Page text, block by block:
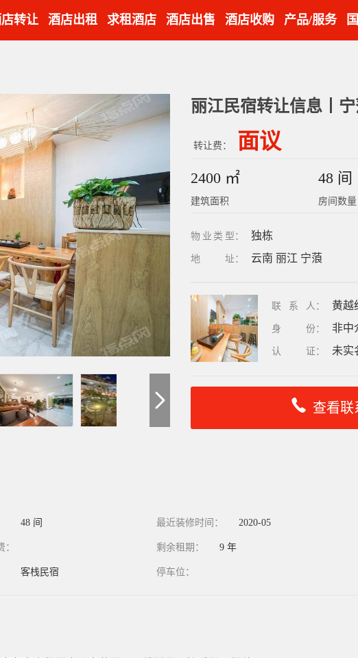
转让 酒店出租 求租酒店 酒店出售 酒店收购 产品/服务
丽江民宿转让信息丨
转让费： 面议
2400 ㎡
建筑面积
48 间
房间数量
物业类型 ： 独栋
地址： 云南 丽江 宁蒗
联系人 ： 黄越
身份： 非中
认证 ： 未实
查看联
48 间 最近装修时间： 2020-05
剩余租期： 9 年
客栈民宿 停车位：